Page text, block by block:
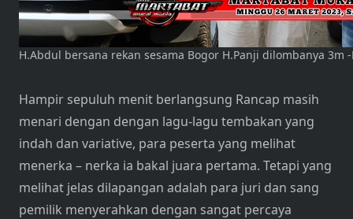
H.Abdul bersana rekan sesama Bogor H.Panji dilombanya 3m
Hampir sepuluh menit berlangsung Rancap masih
menari dengan dengan lagu-lagu tembakan yang
indah dan variative, para peserta yang melihat
menerka – nerka ia bakal juara pertama. Tetapi yang
melihat jelas dilapangan adalah para juri dan sang
pemilik menyerahkan dengan sangat percaya